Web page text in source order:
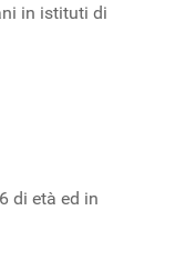
in istituti di
di età ed in